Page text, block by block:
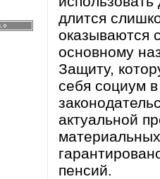
длится
оказываются
основному
Защиту,
себя социум
актуальной
пенсий.